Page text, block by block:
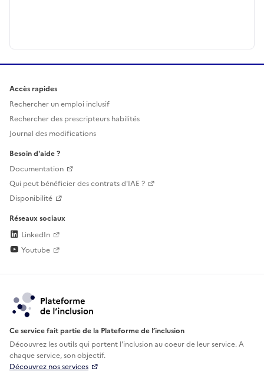
Accès rapides
Rechercher un emploi inclusif
Rechercher des prescripteurs habilités
Journal des modifications
Besoin d'aide ?
Documentation
Qui peut bénéficier des contrats d'IAE ?
Disponibilité
Réseaux sociaux
LinkedIn
Youtube
Ce service fait partie de la Plateforme de l’inclusion
Découvrez les outils qui portent l'inclusion aucoeur de leur service. A
chaque service, son objectif.
Découvrez nos services